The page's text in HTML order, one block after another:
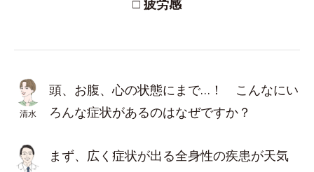
□ 疲労感
清水
頭、お腹、心の状態にまで…！ こんなにい
ろんな症状があるのはなぜですか？
まず、広く症状が出る全身性の疾患が天気